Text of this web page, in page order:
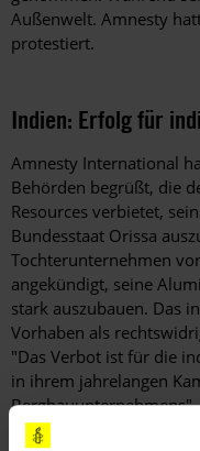
Außenwelt. Amnesty
protestiert.
Indien: Erfolg für
Amnesty International
Behörden begrüßt, die
Resources verbietet,
Bundesstaat Orissa
Tochterunternehmen
angekündigt, seine
stark auszubauen. Das
Vorhaben als
"Das Verbot ist für die
in ihrem jahrelangen
Pazifik-Experte von